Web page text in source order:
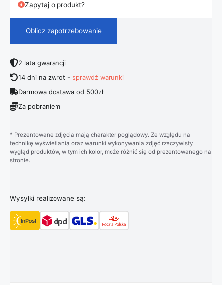
Zapytaj o produkt?
Oblicz zapotrzebowanie
2 lata gwarancji
14 dni na zwrot -sprawdź warunki
Darmowa dostawa od 500zł
Za pobraniem
* Prezentowane zdjęcia mają charakter poglądowy. Ze względu na
technikę wyświetlania oraz warunki wykonywania zdjęć rzeczywisty
wygląd produktów, w tym ich kolor, może różnić się od prezentowanego na
stronie.
Wysyłki realizowane są: